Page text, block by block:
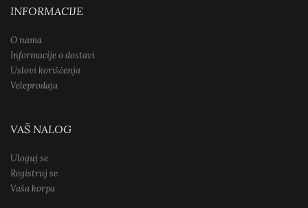
INFORMACIJE
O nama
Informacije o dostavi
Uslovi korišćenja
Veleprodaja
VAŠ NALOG
Uloguj se
Registruj se
Vaša korpa